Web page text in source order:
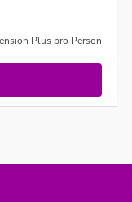
Plus pro Person